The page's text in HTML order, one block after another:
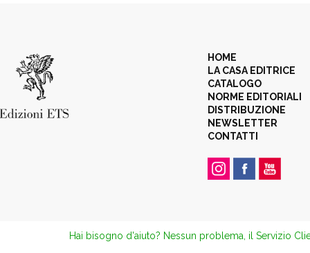
HOME
LA CASA EDITRICE
CATALOGO
NORME EDITORIALI
DISTRIBUZIONE
NEWSLETTER
CONTATTI
Hai bisogno d'aiuto? Nessun problema, il Servizio